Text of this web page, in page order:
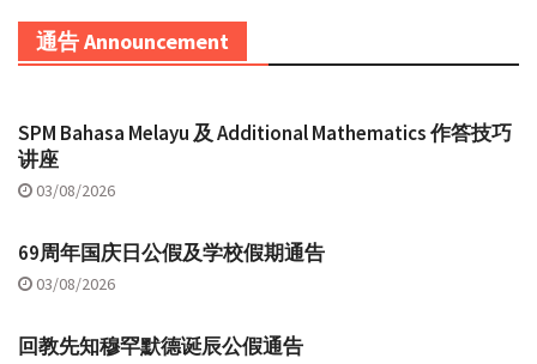
通告 Announcement
SPM Bahasa Melayu 及 Additional Mathematics 作答技巧
讲座
03/08/2026
69周年国庆日公假及学校假期通告
03/08/2026
回教先知穆罕默德诞辰公假通告